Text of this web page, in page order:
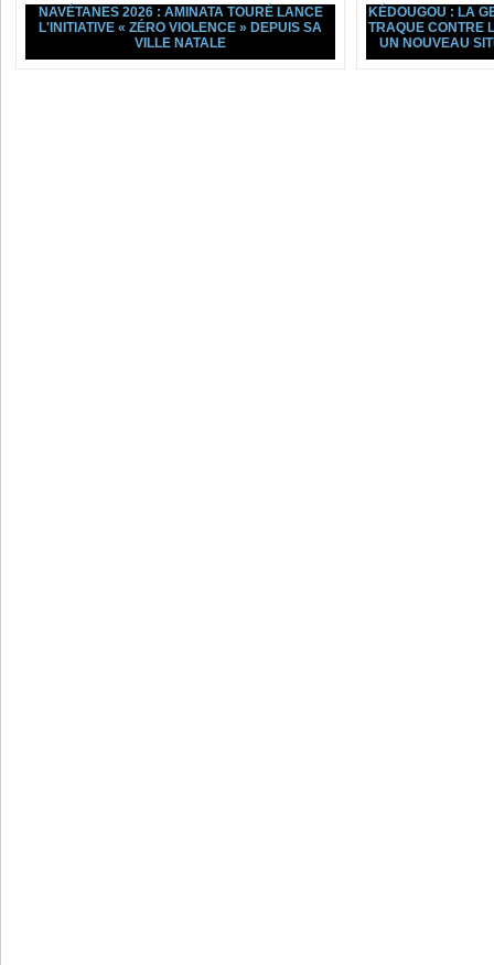
NAVÉTANES 2026 : AMINATA TOURÉ LANCE
L'INITIATIVE « ZÉRO VIOLENCE » DEPUIS SA
VILLE NATALE
KÉDOUGOU : LA
TRAQUE CONTRE
UN NOUVEAU